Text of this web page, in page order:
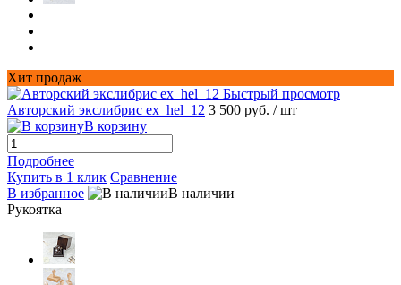
Хит продаж
Быстрый просмотр
Авторский экслибрис ex_hel_12 3 500 руб. / шт
В корзину
Подробнее
Купить в 1 клик Сравнение
В избранное
В наличии
Рукоятка